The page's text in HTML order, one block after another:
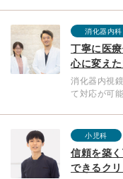
消化器内科
丁寧に医
心に変え
消化器内視
て対応が可
小児科
信頼を築
できるク